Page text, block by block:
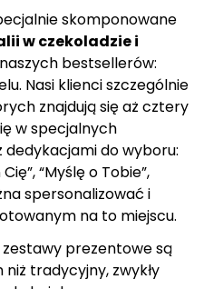
skomponowane
w czekoladzie i
bestsellerów:
Nasi klienci szczególnie
znajdują się aż cztery
w specjalnych
do wyboru:
“Myślę o Tobie”,
spersonalizować i
na to miejscu.
prezentowe są
tradycyjny, zwykły